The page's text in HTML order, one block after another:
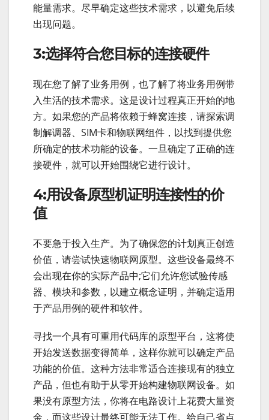
能量需求。尽早确定这些技术需求，以避免后续
出现问题。
3:选择符合您目标的连接硬件
现在您了解了业务用例，也了解了将业务用例带
入生活的技术需求。这是设计过程真正开始的地
方。如果您的产品将依赖于蜂窝连接，请探索调
制解调器、SIM卡和物联网组件，以找到提供您
所确定的技术功能的设备。一旦确定了正确的连
接硬件，就可以开始围绕它进行设计。
4:用设备原型机证明连接性的价
值
不要急于投入生产。为了确保您的计划真正创造
价值，请尝试快速物联网原型。这些设备最终不
会出现在你的实际产品中;它们允许您试验传感
器、模块和参数，以建立概念证明，并确定适用
于产品用例的硬件和软件。
寻找一个具有可重用代码库的原型平台，这将使
开始发送数据变得简单，这样你就可以确定产品
功能的价值。这种方法非常适合连接现有的独立
产品，但也有助于从零开始构建物联网设备。如
果没有原型方法，你将在电路设计上花费大量资
金，而这些设计最终可能无法工作。给自己省点